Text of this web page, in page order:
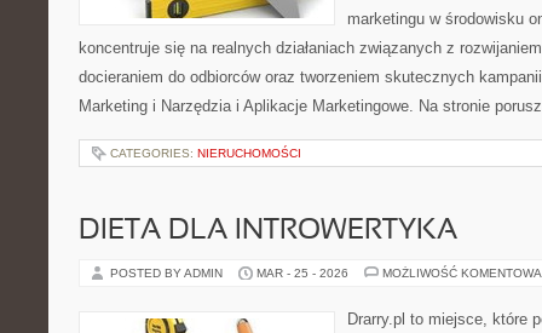
marketingu w środowisku
koncentruje się na realnych działaniach związanych z
docieraniem do odbiorców oraz tworzeniem skutecznych
Marketing i Narzędzia i Aplikacje Marketingowe. Na stronie
CATEGORIES: NIERUCHOMOŚCI
DIETA DLA INTROWERTYKA
POSTED BY ADMIN MAR - 25 - 2026 MOŻLIWOŚĆ
Drarry.pl to miejsce, które